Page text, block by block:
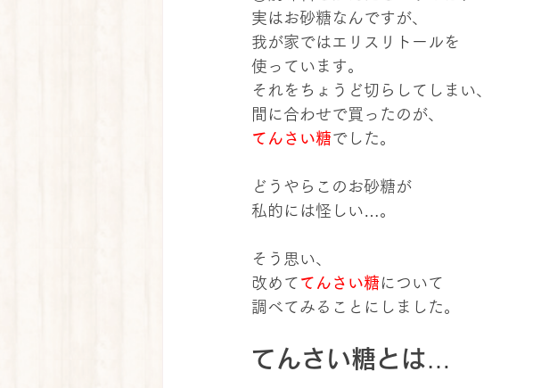
実はお砂糖なんですが、
我が家ではエリスリトールを
使っています。
それをちょうど切らしてしまい、
間に合わせで買ったのが、
てんさい糖でした。
どうやらこのお砂糖が
私的には怪しい…。
そう思い、
改めて てんさい糖 について
調べてみることにしました。
てんさい糖とは…